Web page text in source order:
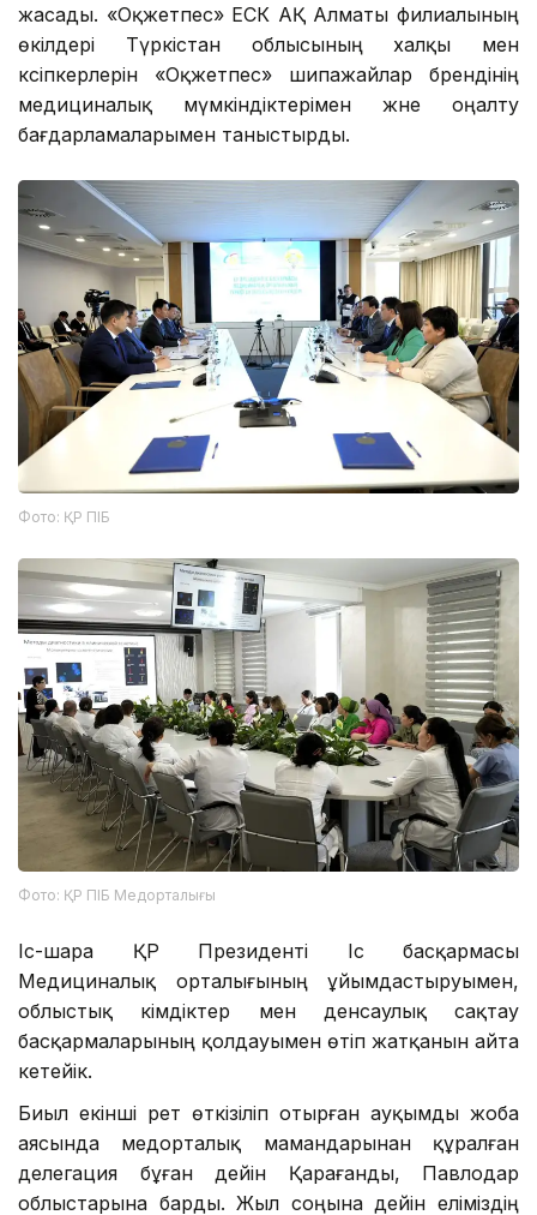
жасады. «Оқжетпес» ЕСК АҚ Алматы филиалының
өкілдері Түркістан облысының халқы мен
кәсіпкерлерін «Оқжетпес» шипажайлар брендінің
медициналық мүмкіндіктерімен және оңалту
бағдарламаларымен таныстырды.
Фото: ҚР ПІБ
Фото: ҚР ПІБ Медорталығы
Іс-шара ҚР Президенті Іс басқармасы
Медициналық орталығының ұйымдастыруымен,
облыстық әкімдіктер мен денсаулық сақтау
басқармаларының қолдауымен өтіп жатқанын айта
кетейік.
Биыл екінші рет өткізіліп отырған ауқымды жоба
аясында медорталық мамандарынан құралған
делегация бұған дейін Қарағанды, Павлодар
облыстарына барды. Жыл соңына дейін еліміздің